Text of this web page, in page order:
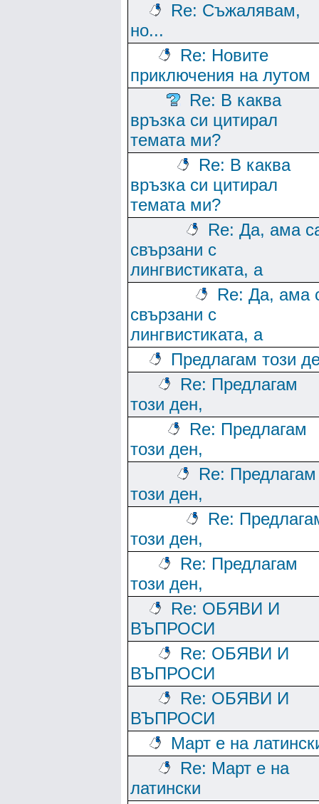
Re: Съжалявам,
но...
Re: Новите
приключения на лутом
Re: В каква
връзка си цитирал
темата ми?
Re: В каква
връзка си цитирал
темата ми?
Re: Да, ама
свързани с
лингвистиката, а
Re: Да, ама
свързани с
лингвистиката, а
Предлагам този
Re: Предлагам
този ден,
Re: Предлагам
този ден,
Re: Предлагам
този ден,
Re:
този ден,
Re: Предлагам
този ден,
Re: ОБЯВИ И
ВЪПРОСИ
Re: ОБЯВИ И
ВЪПРОСИ
Re: ОБЯВИ И
ВЪПРОСИ
Март е на
Re: Март е на
латински